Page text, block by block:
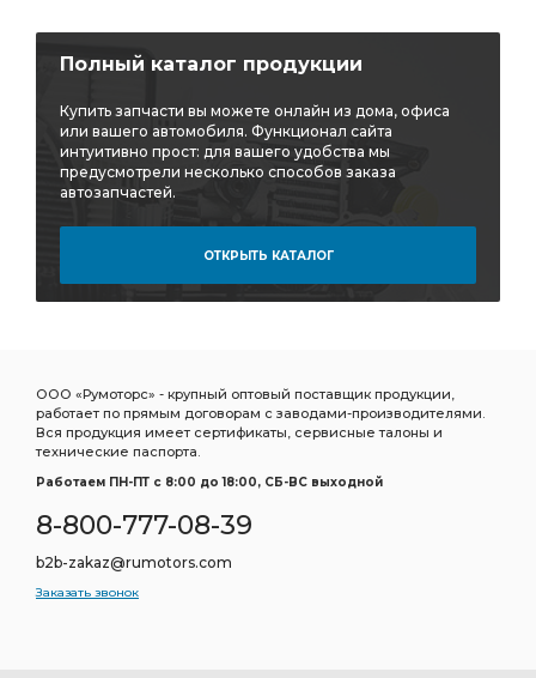
Полный каталог продукции
Купить запчасти вы можете онлайн из дома, офиса
или вашего автомобиля. Функционал сайта
интуитивно прост: для вашего удобства мы
предусмотрели несколько способов заказа
автозапчастей.
ОТКРЫТЬ КАТАЛОГ
ООО «Румоторс» - крупный оптовый поставщик продукции,
работает по прямым договорам с заводами-производителями.
Вся продукция имеет сертификаты, сервисные талоны и
технические паспорта.
Работаем ПН-ПТ c 8:00 до 18:00, СБ-ВС выходной
8-800-777-08-39
b2b-zakaz@rumotors.com
Заказать звонок